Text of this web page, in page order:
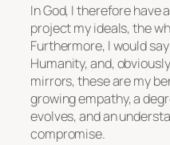
In God, I therefore have
project my ideals, the
Furthermore, I would
Humanity, and,
mirrors, these are my
growing empathy, a
evolves, and an
compromise.